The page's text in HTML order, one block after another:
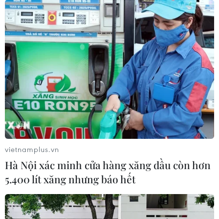
Hoàng Thùy táo bạo với áo brallete ren hở
bra đầy khêu gợi
08/11/2016 07:20
Hở nội y, diện đồ đen, mũ nồi, môi tím, tóc ướt... đều là
những xu hướng đang thịnh hành trên thế giới. Cùng
điểm lại những xu hướng được ưa chuộng nhất bên lề
Vietnam International Fashion Week.
vietnamplus.vn
Hà Nội xác minh cửa hàng xăng dầu còn hơn
5.400 lít xăng nhưng báo hết